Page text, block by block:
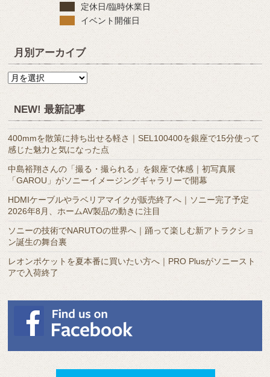
定休日/臨時休業日
イベント開催日
月別アーカイブ
月
ー
カ
イ
ブ
NEW! 最新記事
400mmを散策に持ち出せる軽さ｜SEL100400を銀座で15分使って
感じた魅力と気になった点
中島裕翔さんの「撮る・撮られる」を銀座で体感｜初写真展
「GAROU」がソニーイメージングギャラリーで開幕
HDMIケーブルやラベリアマイクが販売終了へ｜ソニー完了予定
2026年8月、ホームAV製品の動きに注目
ソニーの技術でNARUTOの世界へ｜踊って楽しむ新アトラクショ
ン誕生の舞台裏
レオンポケットを夏本番に買いたい方へ｜PRO Plusがソニースト
アで入荷終了